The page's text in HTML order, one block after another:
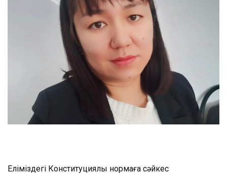
Еліміздегі Конституциялық нормаға сәйкес